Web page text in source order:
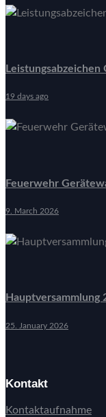
Leistungsabzeichen
19 days ago
Feuerwehr
9. March 2026
Hauptversammlung
25. January 2026
Kontakt
Kontaktaufnahme